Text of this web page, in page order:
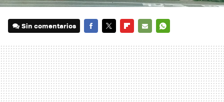
Sin comentarios
MAIL